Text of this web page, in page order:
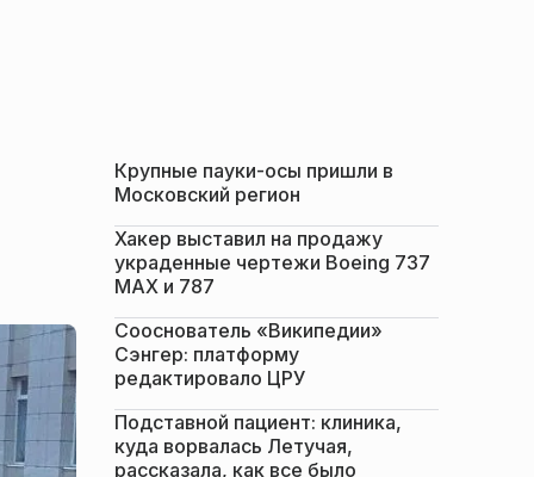
Крупные пауки-осы пришли в
Московский регион
Хакер выставил на продажу
украденные чертежи Boeing 737
MAX и 787
Сооснователь «Википедии»
Сэнгер: платформу
редактировало ЦРУ
Подставной пациент: клиника,
куда ворвалась Летучая,
рассказала, как все было